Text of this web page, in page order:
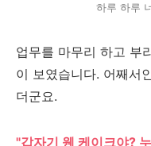
하루 하루
업무를 마무리 하고 부
이 보였습니다. 어째서
더군요.
"갑자기 웬 케이크야?